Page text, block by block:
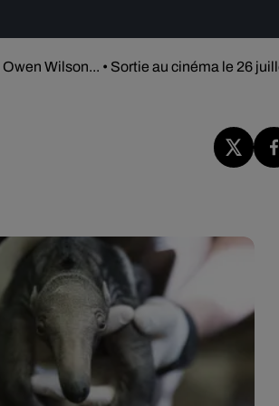
Wilson... • Sortie au cinéma le 26